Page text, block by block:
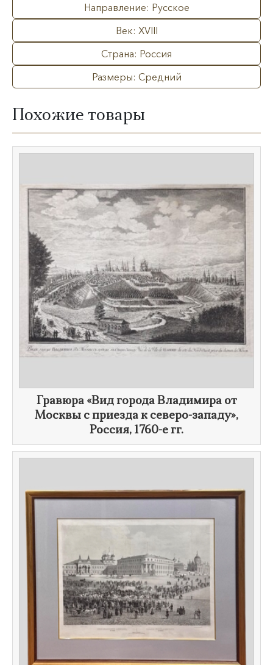
Направление: Русское
Век: XVIII
Страна: Россия
Размеры: Средний
Похожие товары
Гравюра «Вид города Владимира от
Москвы с приезда к северо-западу»,
Россия, 1760-е гг.